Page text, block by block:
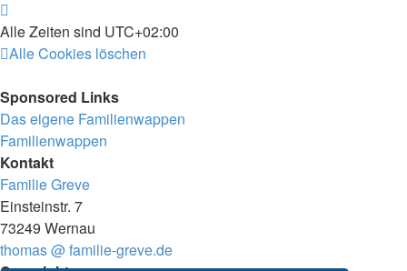
Alle Zeiten sind UTC+02:00
Alle Cookies löschen
Sponsored Links
Das eigene Familienwappen
Familienwappen
Kontakt
Familie Greve
Einsteinstr. 7
73249 Wernau
thomas @ familie-greve.de